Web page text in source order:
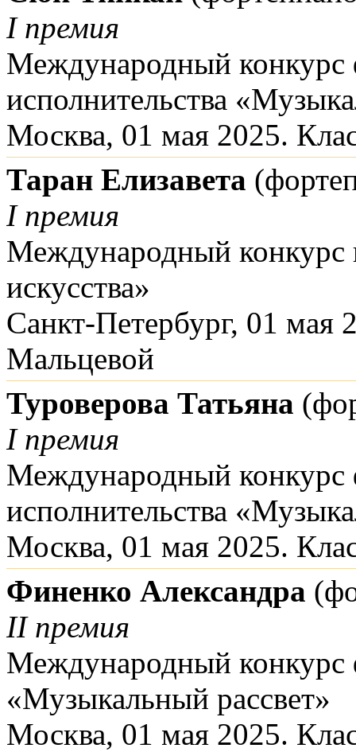
I премия
Международный конкурс
исполнительства
Москва, 01 мая 2025.
Таран Елизавета
I премия
Международный конкурс
искусства»
Санкт-Петербург, 01 мая
Мальцевой
Туроверова Татьяна
I премия
Международный конкурс
исполнительства
Москва, 01 мая 2025.
Финенко Александра
II премия
Международный конкурс
«Музыкальный рассвет»
Москва, 01 мая 2025.